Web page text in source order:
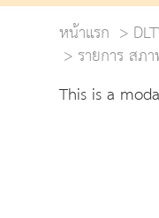
หน้าแรก
รายการ สภ
This is a